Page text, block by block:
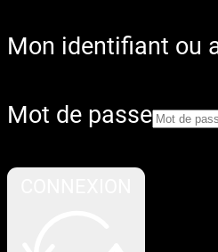
Mon identifiant ou
Mot de passe